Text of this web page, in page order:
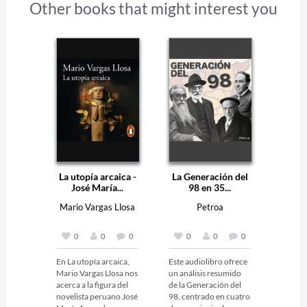
Other books that might interest you
La utopía arcaica -
José María...
Mario Vargas Llosa
0 0 0
En La utopía arcaica,
Mario Vargas Llosa nos
acerca a la figura del
novelista peruano José
La Generación del
98 en 35...
Petroa
0 0 0
Este audiolibro ofrece
un análisis resumido
de la Generación del
98, centrado en cuatro